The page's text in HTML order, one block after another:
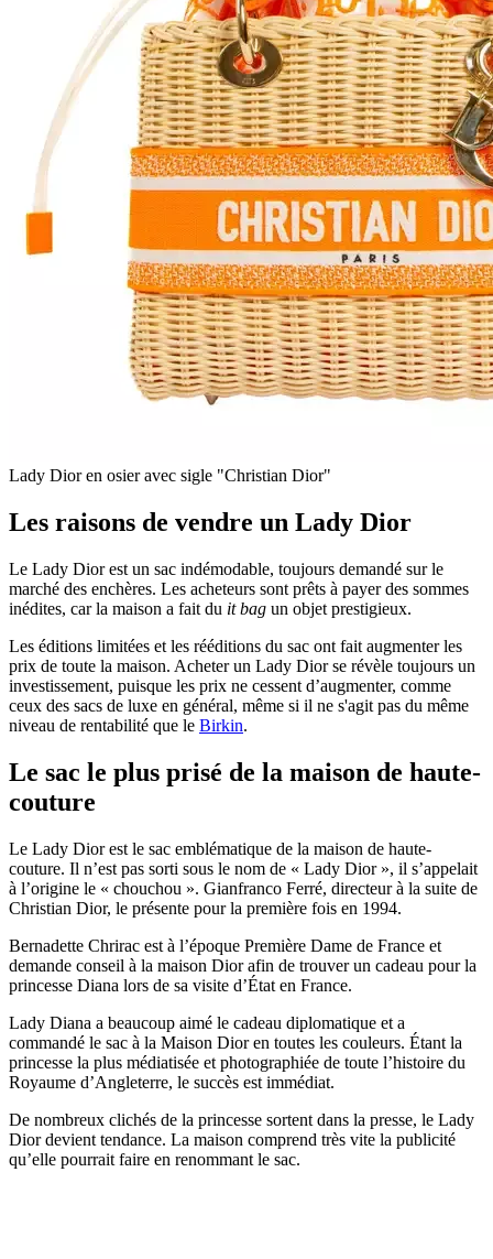
Lady Dior en osier avec sigle "Christian Dior"
Les raisons de vendre un Lady Dior
Le Lady Dior est un sac indémodable, toujours demandé sur le
marché des enchères. Les acheteurs sont prêts à payer des sommes
inédites, car la maison a fait du it bag un objet prestigieux.
Les éditions limitées et les rééditions du sac ont fait augmenter les
prix de toute la maison. Acheter un Lady Dior se révèle toujours un
investissement, puisque les prix ne cessent d’augmenter, comme
ceux des sacs de luxe en général, même si il ne s'agit pas du même
niveau de rentabilité que le Birkin.
Le sac le plus prisé de la maison de haute-
couture
Le Lady Dior est le sac emblématique de la maison de haute-
couture. Il n’est pas sorti sous le nom de « Lady Dior », il s’appelait
à l’origine le « chouchou ». Gianfranco Ferré, directeur à la suite de
Christian Dior, le présente pour la première fois en 1994.
Bernadette Chrirac est à l’époque Première Dame de France et
demande conseil à la maison Dior afin de trouver un cadeau pour la
princesse Diana lors de sa visite d’État en France.
Lady Diana a beaucoup aimé le cadeau diplomatique et a
commandé le sac à la Maison Dior en toutes les couleurs. Étant la
princesse la plus médiatisée et photographiée de toute l’histoire du
Royaume d’Angleterre, le succès est immédiat.
De nombreux clichés de la princesse sortent dans la presse, le Lady
Dior devient tendance. La maison comprend très vite la publicité
qu’elle pourrait faire en renommant le sac.